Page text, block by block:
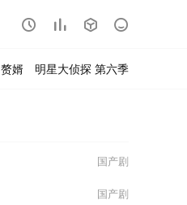
   
赘婿 明星大侦探 第六季
国产剧
国产剧